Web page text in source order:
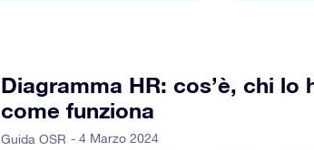
Diagramma HR: cos’è, chi lo
come funziona
Guida OSR - 4 Marzo 2024